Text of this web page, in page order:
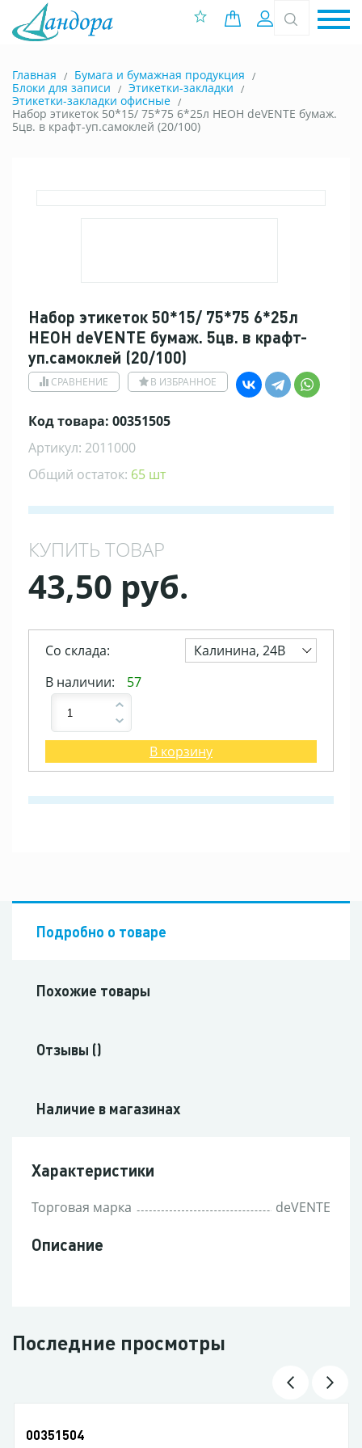
0 позиций
Вход
Главная
Бумага и бумажная продукция
Блоки для записи
Этикетки-закладки
Этикетки-закладки офисные
Набор этикеток 50*15/ 75*75 6*25л НЕОН deVENTE бумаж.
5цв. в крафт-уп.самоклей (20/100)
Набор этикеток 50*15/ 75*75 6*25л
НЕОН deVENTE бумаж. 5цв. в крафт-
уп.самоклей (20/100)
СРАВНЕНИЕ В ИЗБРАННОЕ
Код товара: 00351505
Артикул: 2011000
Общий остаток: 65 шт
КУПИТЬ ТОВАР
43,50 руб.
Со склада:
Калинина, 24В
В наличии:
57
В корзину
Подробно о товаре
Похожие товары
Отзывы ()
Наличие в магазинах
Характеристики
Торговая марка deVENTE
Описание
Последние просмотры
00351504